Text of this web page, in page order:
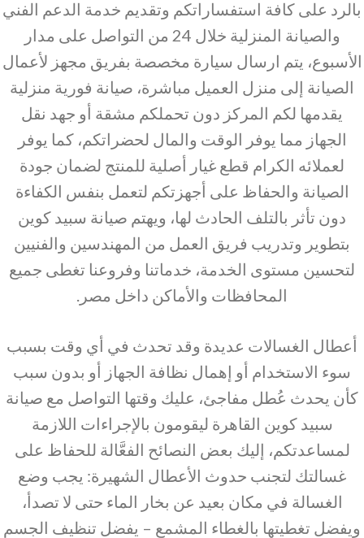
بالرد على كافة استفساراتكم وتقديم خدمة الدعم الفني
والصيانة المنزلية خلال 24 من التواصل على مدار
الأسبوع، يتم ارسال سيارة مخصصة بفريق مجهز لأعمال
الصيانة إلى منزل العميل مباشرة، صيانة فورية منزلية
يقدمها لكم المركز دون تحملكم مشقة أو جهد نقل
الجهاز مما يوفر الوقت والمال لحضراتكم، كما يوفر
لعملائه الكرام قطع غيار أصلية للمنتج لضمان جودة
الصيانة والحفاظ على أجهزتكم لتعمل بنفس الكفاءة
دون تأثر بالتلف الحادث لها، ويهتم صيانة سبيد كوين
بتطوير وتدريب فريق العمل من المهندسين والفنيين
لتحسين مستوى الخدمة، خدماتنا وفروعنا تغطى جميع
المحافظات والأماكن داخل مصر.
أعطال الغسالات عديدة وقد تحدث في أي وقت بسبب
سوء الاستخدام أو إهمال نظافة الجهاز أو بدون سبب
كأن يحدث عُطل مفاجئ، عليك وقتها التواصل مع صيانة
سبيد كوين القاهرة ليقومون بالإجراءات اللازمة
لمساعدتكم، إليك بعض النصائح الفعَّالة للحفاظ على
غسالتك لتجنب حدوث الأعطال الشهيرة: يجب وضع
الغسالة في مكان بعيد عن بخار الماء حتى لا تصدأ،
ويفضل تغطيتها بالغطاء المشمع – يفضل تنظيف الجسم